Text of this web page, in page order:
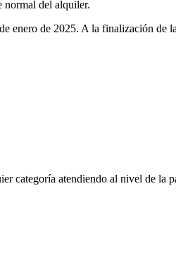
normal del alquiler.
enero de 2025. A la finalización de
categoría atendiendo al nivel de la